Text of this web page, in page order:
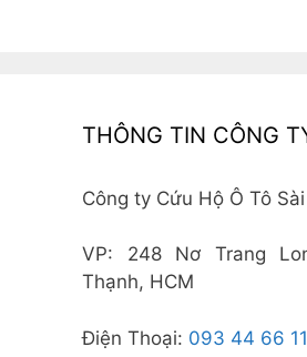
THÔNG TIN CÔNG
Công ty Cứu Hộ Ô Tô
VP: 248 Nơ Trang
Thạnh, HCM
Điện Thoại: 093 44 66